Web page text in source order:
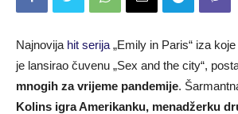
Najnovija hit serija „Emily in Paris“ iza
je lansirao čuvenu „Sex and the city“,
mnogih za vrijeme pandemije.
Kolins igra Amerikanku, menadžerku